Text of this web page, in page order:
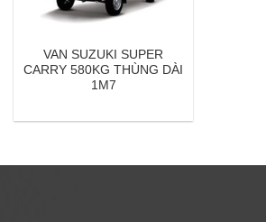
VAN SUZUKI SUPER
CARRY 580KG THÙNG DÀI
1M7